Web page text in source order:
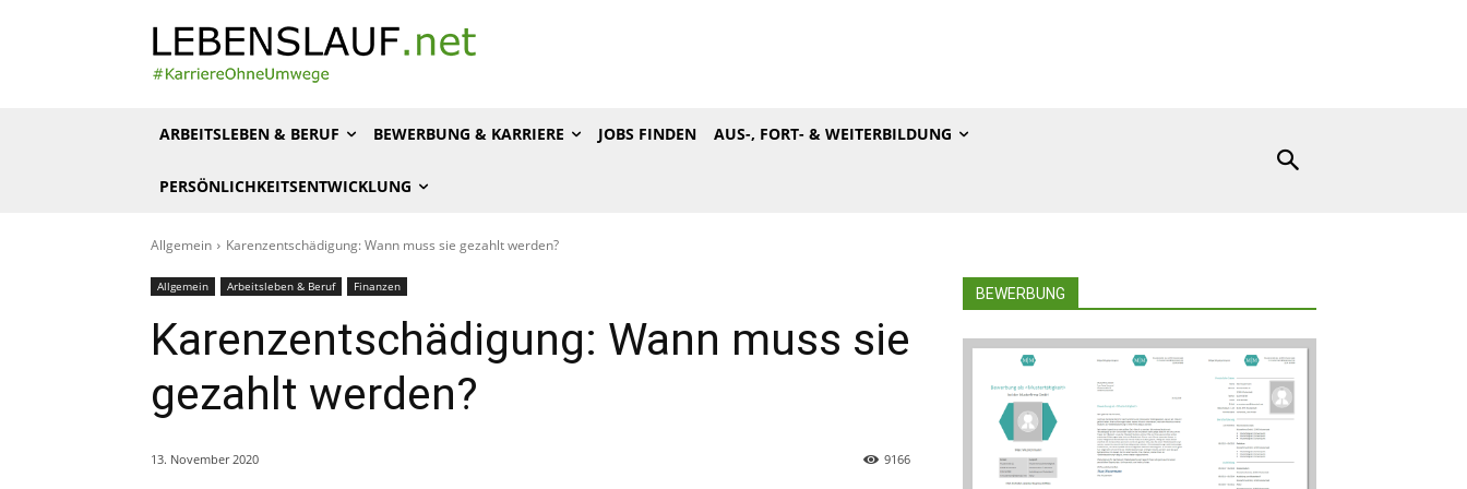
ARBEITSLEBEN & BERUF BEWERBUNG & KARRIERE JOBS FINDEN AUS-, FORT- & WEITERBILDUNG
PERSÖNLICHKEITSENTWICKLUNG
Allgemein Karenzentschädigung: Wann muss sie gezahlt werden?
Allgemein Arbeitsleben & Beruf Finanzen
Karenzentschädigung: Wann muss sie
gezahlt werden?
13. November 2020 9166
BEWERBUNG